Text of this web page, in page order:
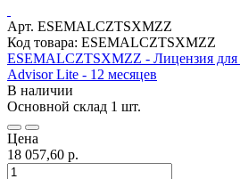
Арт. ESEMALCZTSXMZZ
Код товара: ESEMALCZTSXMZZ
ESEMALCZTSXMZZ - Лицензия для
Advisor Lite - 12 месяцев
В наличии
Основной склад 1 шт.
Цена
18 057,60 р.